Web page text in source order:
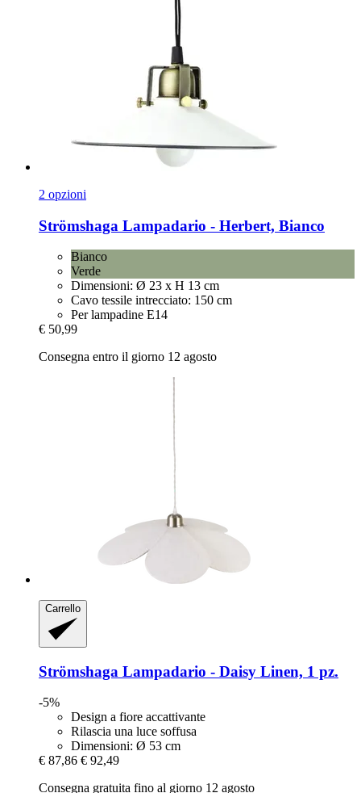
2 opzioni
Strömshaga Lampadario -​ Herbert, Bianco
Bianco
Verde
Dimensioni: Ø 23 x H 13 cm
Cavo tessile intrecciato: 150 cm
Per lampadine E14
€ 50,99
Consegna entro il giorno 12 agosto
Carrello
Strömshaga Lampadario -​ Daisy Linen, 1 pz.
-5%
Design a fiore accattivante
Rilascia una luce soffusa
Dimensioni: Ø 53 cm
€ 87,86 € 92,49
Consegna gratuita fino al giorno 12 agosto